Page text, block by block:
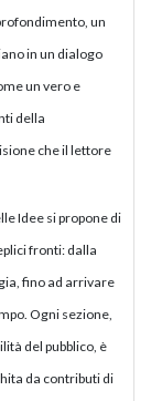
un
in un dialogo
un vero e
della
che il lettore
Idee si propone di
fronti: dalla
fino ad arrivare
Ogni sezione,
del pubblico, è
da contributi di